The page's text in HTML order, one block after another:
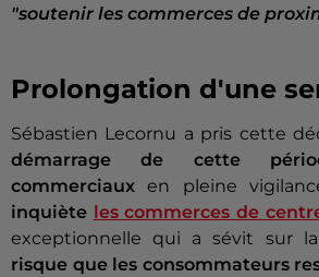
"soutenir les commerces de
Prolongation d'une
Sébastien Lecornu a pris cette
démarrage de cette
commerciaux en pleine
inquiète les commerces de
exceptionnelle qui a sévit sur
risque que les consommateurs